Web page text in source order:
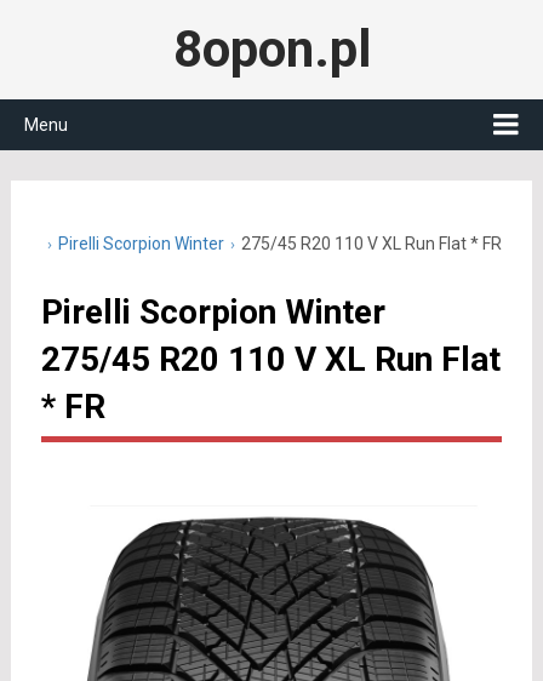
8opon.pl
Menu
Pirelli Scorpion Winter 275/45 R20 110 V XL Run Flat * FR
Pirelli Scorpion Winter
275/45 R20 110 V XL Run Flat
* FR